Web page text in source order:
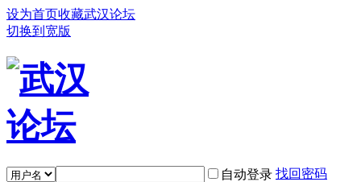
设为首页收藏武汉论坛
切换到宽版
自动登录 找回密码